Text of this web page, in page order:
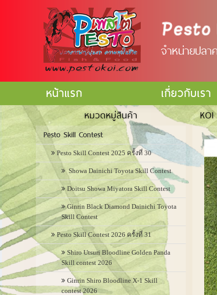
จำหน่ายปล
หน้าแรก เกี่ยวกับเรา
หมวดหมู่สินค้า
Pesto Skill Contest
Pesto Skill Contest 2025 ครั้งที่ 30
Showa Dainichi Toyota Skill Contest
Doitsu Showa Miyatora Skill Contest
Ginrin Black Diamond Dainichi Toyota
Skill Contest
Pesto Skill Contest 2026 ครั้งที่ 31
Shiro Utsuri Bloodline Golden Panda
Skill contest 2026
Ginrin Shiro Bloodline X-1 Skill
contest 2026
KOI